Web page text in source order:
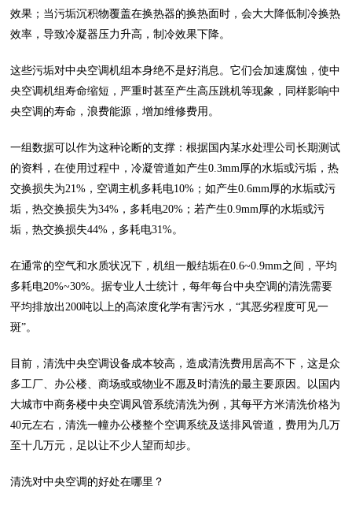
效果；当污垢沉积物覆盖在换热器的换热面时，会大大降低制冷换热
效率，导致冷凝器压力升高，制冷效果下降。
这些污垢对中央空调机组本身绝不是好消息。它们会加速腐蚀，使中
央空调机组寿命缩短，严重时甚至产生高压跳机等现象，同样影响中
央空调的寿命，浪费能源，增加维修费用。
一组数据可以作为这种论断的支撑：根据国内某水处理公司长期测试
的资料，在使用过程中，冷凝管道如产生0.3mm厚的水垢或污垢，热
交换损失为21%，空调主机多耗电10%；如产生0.6mm厚的水垢或污
垢，热交换损失为34%，多耗电20%；若产生0.9mm厚的水垢或污
垢，热交换损失44%，多耗电31%。
在通常的空气和水质状况下，机组一般结垢在0.6~0.9mm之间，平均
多耗电20%~30%。据专业人士统计，每年每台中央空调的清洗需要
平均排放出200吨以上的高浓度化学有害污水，“其恶劣程度可见一
斑”。
目前，清洗中央空调设备成本较高，造成清洗费用居高不下，这是众
多工厂、办公楼、商场或或物业不愿及时清洗的最主要原因。以国内
大城市中商务楼中央空调风管系统清洗为例，其每平方米清洗价格为
40元左右，清洗一幢办公楼整个空调系统及送排风管道，费用为几万
至十几万元，足以让不少人望而却步。
清洗对中央空调的好处在哪里？